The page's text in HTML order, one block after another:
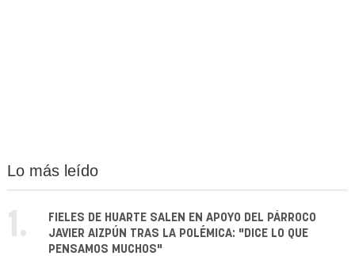
Lo más leído
1.
FIELES DE HUARTE SALEN EN APOYO DEL PÁRROCO
JAVIER AIZPÚN TRAS LA POLÉMICA: "DICE LO QUE
PENSAMOS MUCHOS"